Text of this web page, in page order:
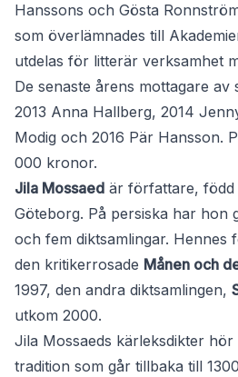
Hanssons och Gösta
som överlämnades till
utdelas för litterär verksamhet
De senaste årens mottagare av
2013 Anna Hallberg, 2014
Modig och 2016 Pär Hansson.
000 kronor.
Jila Mossaed är författare, född
Göteborg. På persiska har hon
och fem diktsamlingar. Hennes
den kritikerrosade Månen och
1997, den andra diktsamlingen,
utkom 2000.
Jila Mossaeds kärleksdikter
tradition som går tillbaka till